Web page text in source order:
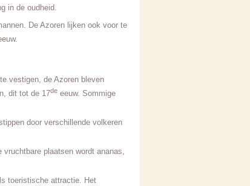
in de oudheid.
De Azoren lijken ook voor te
vestigen, de Azoren bleven
dit tot de 17de eeuw. Sommige
door verschillende volkeren
plaatsen wordt ananas,
toeristische attractie. Het